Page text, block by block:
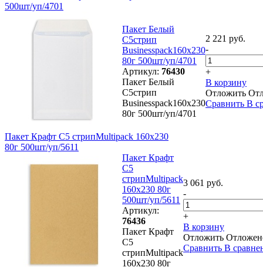
500шт/уп/4701
Пакет Белый
С5стрип
Businesspack160х230
80г 500шт/уп/4701
Артикул: 76430
Пакет Белый
С5стрип
Businesspack160х230
80г 500шт/уп/4701
2 221 руб.
-
+
В корзину
Отложить
Сравнить В
Пакет Крафт C5 стрипMultipack 160х230
80г 500шт/уп/5611
Пакет Крафт
C5
стрипMultipack
160х230 80г
500шт/уп/5611
Артикул:
76436
Пакет Крафт
C5
стрипMultipack
160х230 80г
3 061 руб.
-
+
В корзину
Отложить
Сравнить В